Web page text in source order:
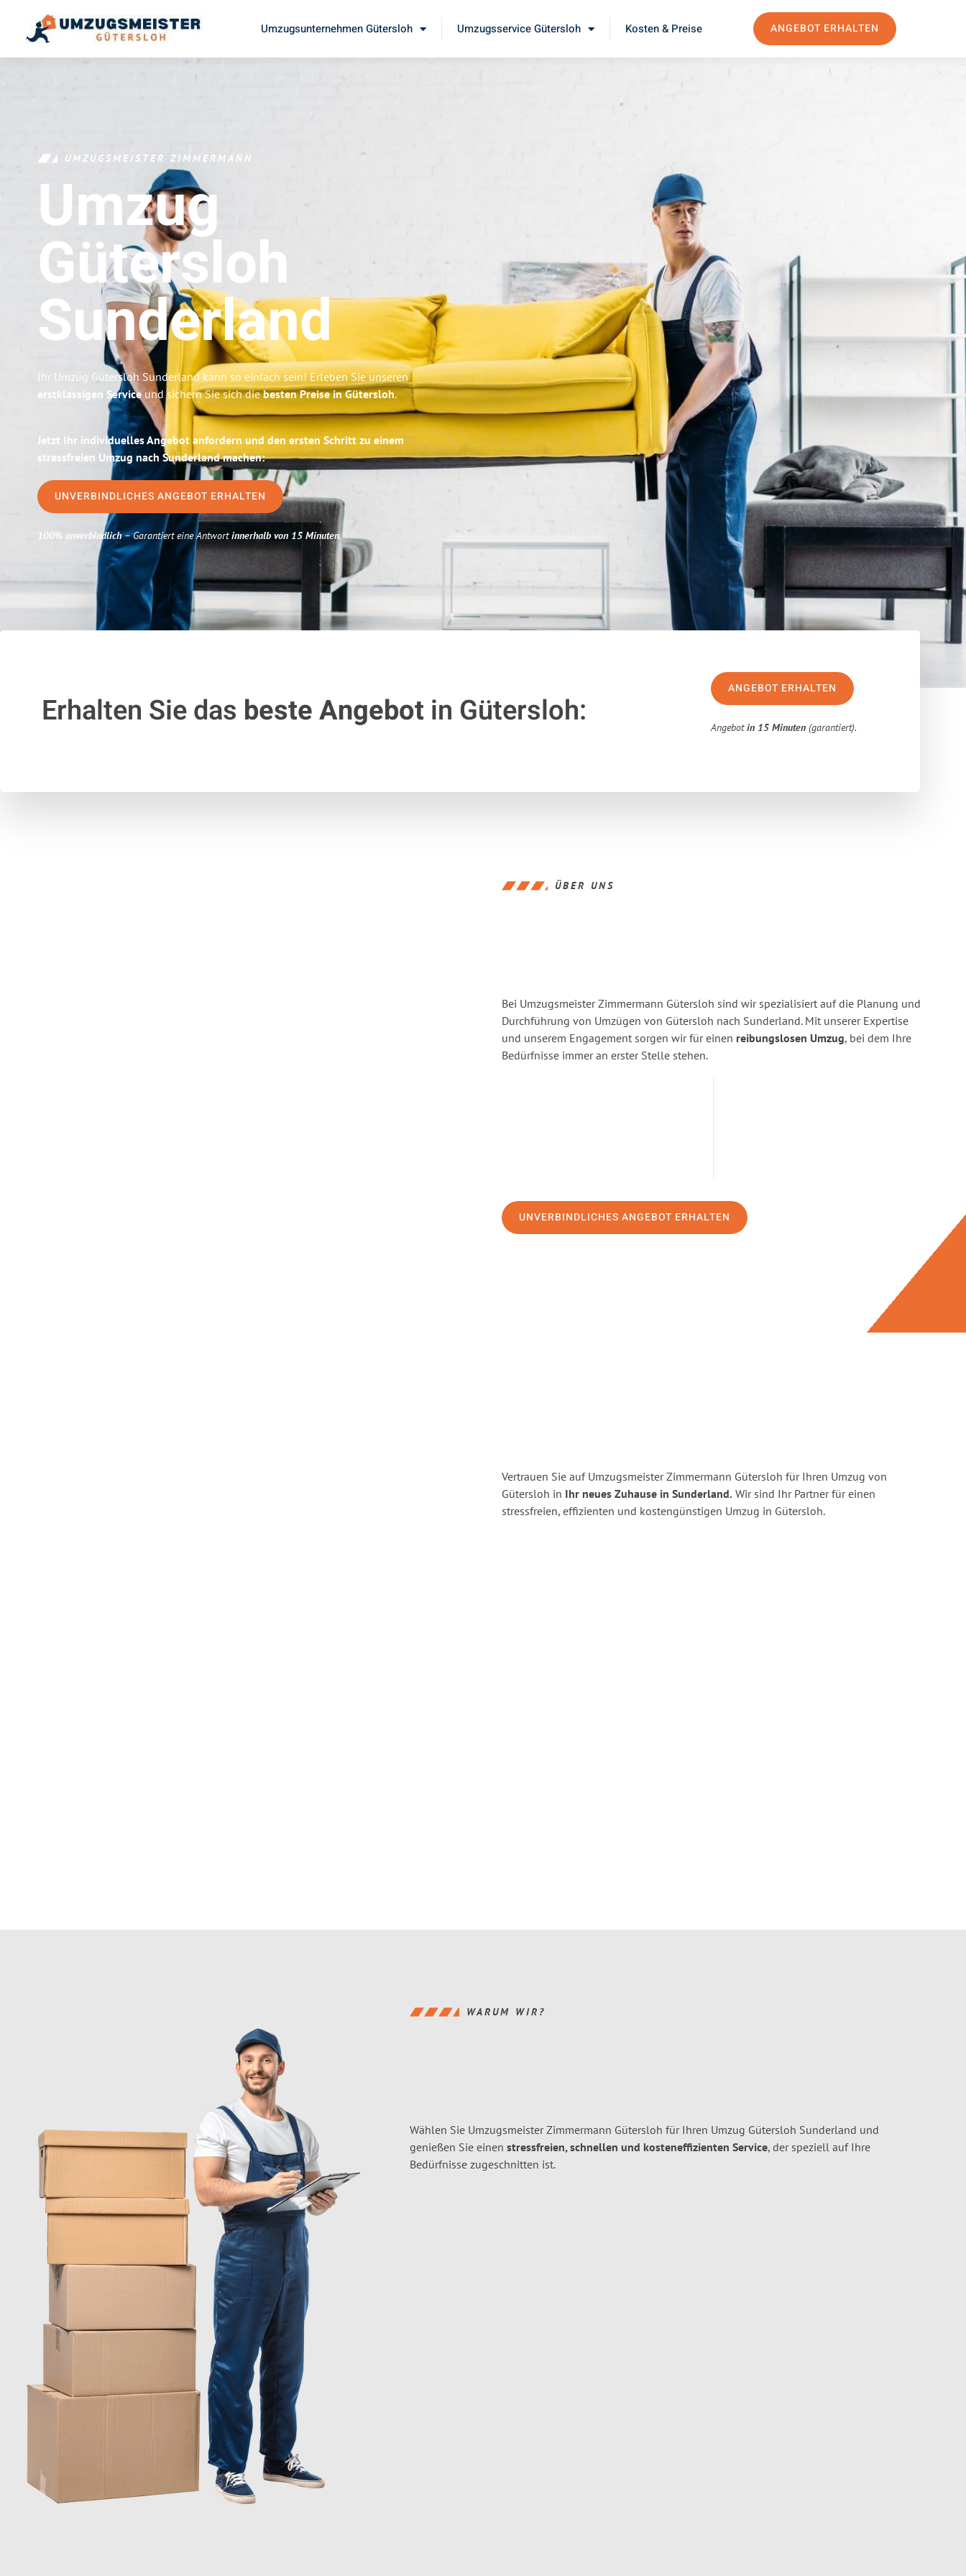
Umzugsunternehmen Gütersloh Umzugsservice Gütersloh Kosten & Preise ANGEBOT ERHALTEN
UMZUGSMEISTER ZIMMERMANN
Umzug
Gütersloh
Sunderland
Ihr Umzug Gütersloh Sunderland kann so einfach sein! Erleben Sie unseren
erstklassigen Serviceund sichern Sie sich diebesten Preise in Gütersloh.
Jetzt Ihr individuelles Angebot anfordern und den ersten Schritt zu einem
stressfreien Umzug nach Sunderland machen:
UNVERBINDLICHES ANGEBOT ERHALTEN
100% unverbindlich– Garantiert eine Antwortinnerhalb von 15 Minuten.
Erhalten Sie das beste Angebotin Gütersloh:
ANGEBOT ERHALTEN
Angebotin 15 Minuten (garantiert).
ÜBER UNS
Bei Umzugsmeister Zimmermann Gütersloh sind wir spezialisiert auf die Planung und
Durchführung von Umzügen von Gütersloh nach Sunderland. Mit unserer Expertise
und unserem Engagement sorgen wir für einen reibungslosen Umzug, bei dem Ihre
Bedürfnisse immer an erster Stelle stehen.
UNVERBINDLICHES ANGEBOT ERHALTEN
Vertrauen Sie auf Umzugsmeister Zimmermann Gütersloh für Ihren Umzug von
Gütersloh in Ihr neues Zuhause in Sunderland. Wir sind Ihr Partner für einen
stressfreien, effizienten und kostengünstigen Umzug in Gütersloh.
WARUM WIR?
Wählen Sie Umzugsmeister Zimmermann Gütersloh für Ihren Umzug Gütersloh Sunderland und
genießen Sie einen stressfreien, schnellen und kosteneffizienten Service, der speziell auf Ihre
Bedürfnisse zugeschnitten ist.